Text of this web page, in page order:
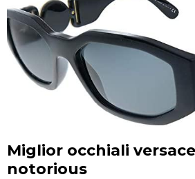
Miglior occhiali
notorious